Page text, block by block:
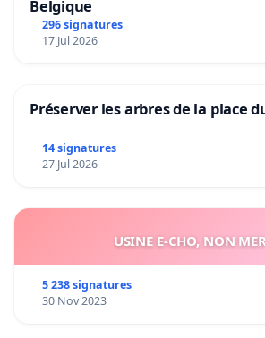
Belgique
296 signatures
17 Jul 2026
Préserver les arbres de la place
14 signatures
27 Jul 2026
USINE E-CHO, NON
5 238 signatures
30 Nov 2023